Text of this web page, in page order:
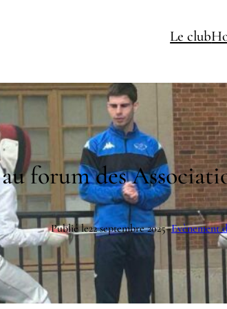
Le club
forum des
Publié le22 septembre 2025–Evènement